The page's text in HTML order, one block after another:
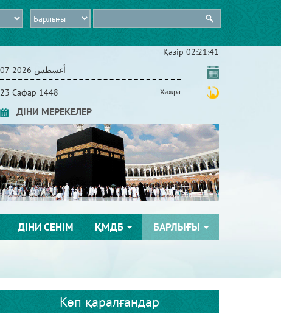
Қазір 02:21:41
07 أغسطس 2026
23 Сафар 1448 Хижра
ДІНИ МЕРЕКЕЛЕР
ДІНИ СЕНІМ ҚМДБ БАРЛЫҒЫ
Көп қаралғандар